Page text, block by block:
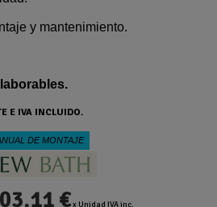
y mantenimiento.
E IVA INCLUIDO.
DE MONTAJE
€x Unidad IVA inc.